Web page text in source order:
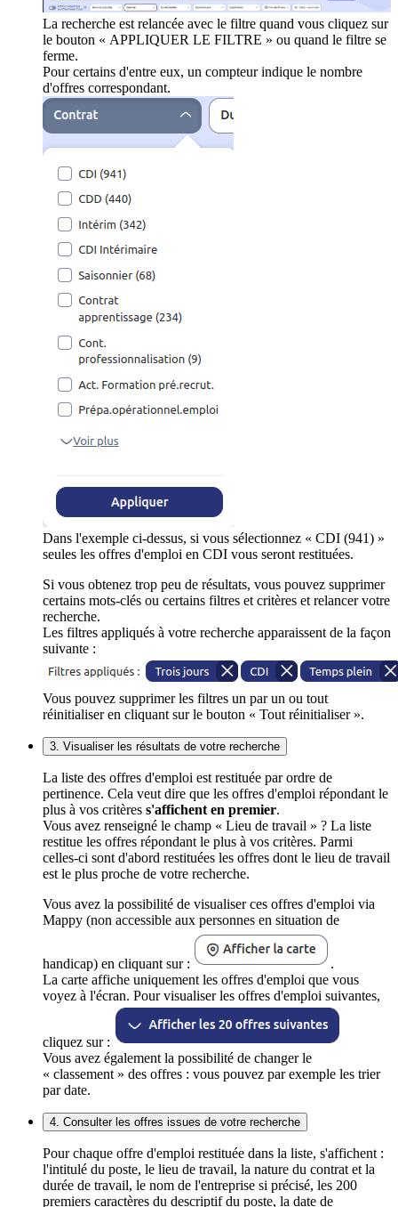
La recherche est relancée avec le filtre quand vous cliquez sur
le bouton « APPLIQUER LE FILTRE » ou quand le filtre se
ferme.
Pour certains d'entre eux, un compteur indique le nombre
d'offres correspondant.
Dans l'exemple ci-dessus, si vous sélectionnez « CDI (941) »
seules les offres d'emploi en CDI vous seront restituées.
Si vous obtenez trop peu de résultats, vous pouvez supprimer
certains mots-clés ou certains filtres et critères et relancer votre
recherche.
Les filtres appliqués à votre recherche apparaissent de la façon
suivante :
Vous pouvez supprimer les filtres un par un ou tout
réinitialiser en cliquant sur le bouton « Tout réinitialiser ».
3. Visualiser les résultats de votre recherche
La liste des offres d'emploi est restituée par ordre de
pertinence. Cela veut dire que les offres d'emploi répondant le
plus à vos critères s'affichent en premier.
Vous avez renseigné le champ « Lieu de travail » ? La liste
restitue les offres répondant le plus à vos critères. Parmi
celles-ci sont d'abord restituées les offres dont le lieu de travail
est le plus proche de votre recherche.
Vous avez la possibilité de visualiser ces offres d'emploi via
Mappy (non accessible aux personnes en situation de
handicap) en cliquant sur :
.
La carte affiche uniquement les offres d'emploi que vous
voyez à l'écran. Pour visualiser les offres d'emploi suivantes,
cliquez sur :
Vous avez également la possibilité de changer le
« classement » des offres : vous pouvez par exemple les trier
par date.
4. Consulter les offres issues de votre recherche
Pour chaque offre d'emploi restituée dans la liste, s'affichent :
l'intitulé du poste, le lieu de travail, la nature du contrat et la
durée de travail, le nom de l'entreprise si précisé, les 200
premiers caractères du descriptif du poste, la date de